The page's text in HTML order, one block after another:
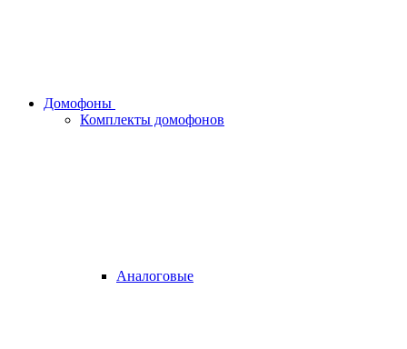
Домофоны
Комплекты домофонов
Аналоговые